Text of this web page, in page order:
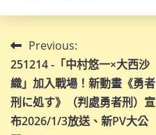
文
章
導
Previous:
251214 -「中村悠一×大西沙
織」加入戰場！新動畫《勇者
刑に処す》（判處勇者刑）宣
布2026/1/3放送、新PV大公